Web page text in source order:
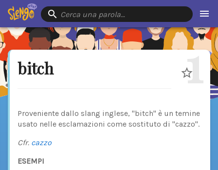
Cerca una parola…
bitch 1
Proveniente dallo slang inglese, "bitch" è un temine
usato nelle esclamazioni come sostituto di "cazzo".
Cfr. cazzo
ESEMPI